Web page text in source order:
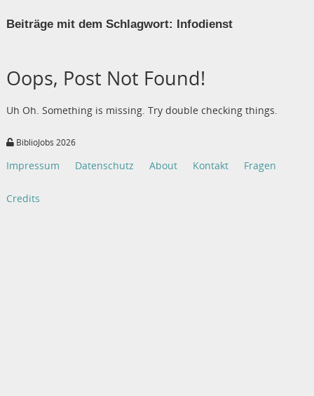
Beiträge mit dem Schlagwort: Infodienst
Oops, Post Not Found!
Uh Oh. Something is missing. Try double checking things.
BiblioJobs 2026
Impressum Datenschutz About Kontakt Fragen
Credits